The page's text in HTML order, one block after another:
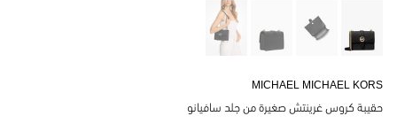
MICHAEL MICHAEL KORS
حقيبة كروس غرينتش صغيرة من جلد سافيانو